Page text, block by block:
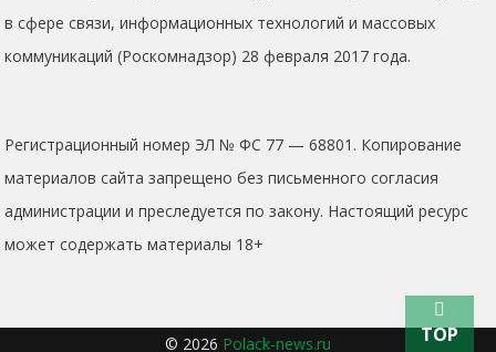
в сфере связи, информационных технологий и массовых
коммуникаций (Роскомнадзор) 28 февраля 2017 года.
Регистрационный номер ЭЛ № ФС 77 — 68801. Копирование
материалов сайта запрещено без письменного согласия
администрации и преследуется по закону. Настоящий ресурс
может содержать материалы 18+
© 2026 Polack-news.ru TOP